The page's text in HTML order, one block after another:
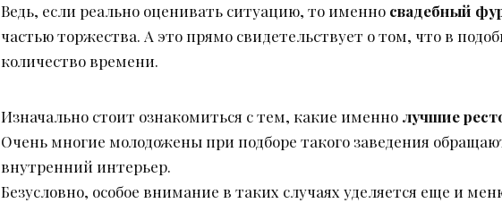
Ведь, если реально оценивать ситуацию, то именно свадебный
частью торжества. А это прямо свидетельствует о том, что в
количество времени.
Изначально стоит ознакомиться с тем, какие именно лучшие
Очень многие молодожены при подборе такого заведения
внутренний интерьер.
Безусловно, особое внимание в таких случаях уделяется еще и